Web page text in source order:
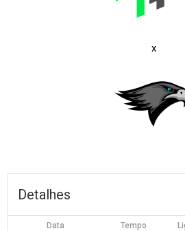
x
Detalhes
Data Tempo